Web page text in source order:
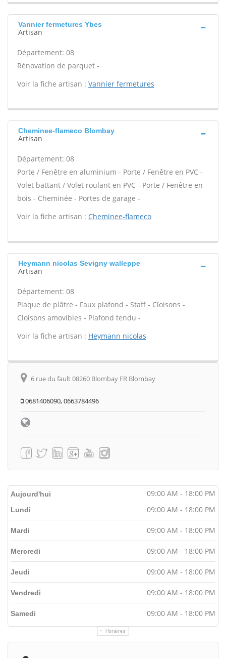
Vannier fermetures Ybes
Artisan
Département: 08
Rénovation de parquet -
Voir la fiche artisan : Vannier fermetures
Cheminee-flameco Blombay
Artisan
Département: 08
Porte / Fenêtre en aluminium - Porte / Fenêtre en PVC -
Volet battant / Volet roulant en PVC - Porte / Fenêtre en
bois - Cheminée - Portes de garage -
Voir la fiche artisan : Cheminee-flameco
Heymann nicolas Sevigny walleppe
Artisan
Département: 08
Plaque de plâtre - Faux plafond - Staff - Cloisons -
Cloisons amovibles - Plafond tendu -
Voir la fiche artisan : Heymann nicolas
6 rue du fault 08260 Blombay FR Blombay
0681406090, 0663784496
Aujourd'hui 09:00 AM - 18:00 PM
Horaires
Lundi 09:00 AM - 18:00 PM
Mardi 09:00 AM - 18:00 PM
Mercredi 09:00 AM - 18:00 PM
Jeudi 09:00 AM - 18:00 PM
Vendredi 09:00 AM - 18:00 PM
Samedi 09:00 AM - 18:00 PM